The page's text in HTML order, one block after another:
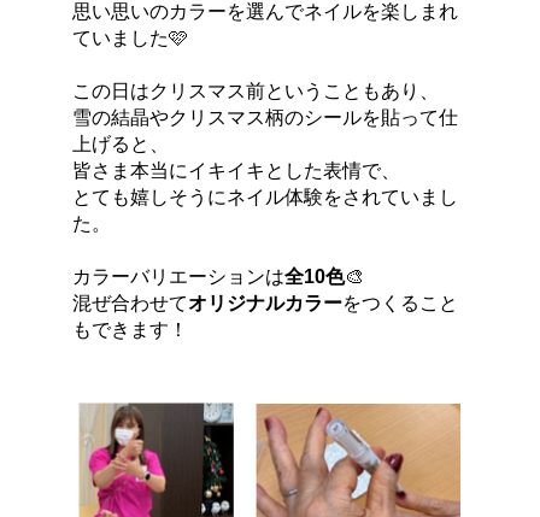
思い思いのカラーを選んでネイルを楽しまれ
ていました🩷
この日はクリスマス前ということもあり、
雪の結晶やクリスマス柄のシールを貼って仕
上げると、
皆さま本当にイキイキとした表情で、
とても嬉しそうにネイル体験をされていまし
た。
カラーバリエーションは全10色🎨
混ぜ合わせてオリジナルカラーをつくること
もできます！